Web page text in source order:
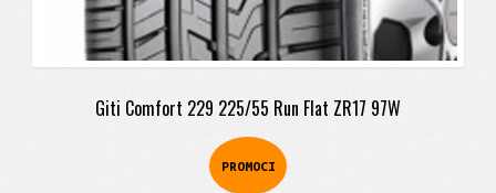
Giti Comfort 229 225/55 Run Flat ZR17 97W
PROMOCI